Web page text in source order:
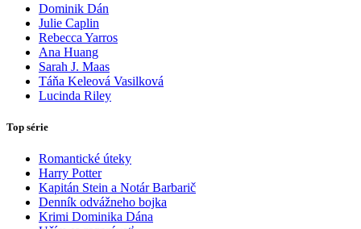
Dominik Dán
Julie Caplin
Rebecca Yarros
Ana Huang
Sarah J. Maas
Táňa Keleová Vasilková
Lucinda Riley
Top série
Romantické úteky
Harry Potter
Kapitán Stein a Notár Barbarič
Denník odvážneho bojka
Krimi Dominika Dána